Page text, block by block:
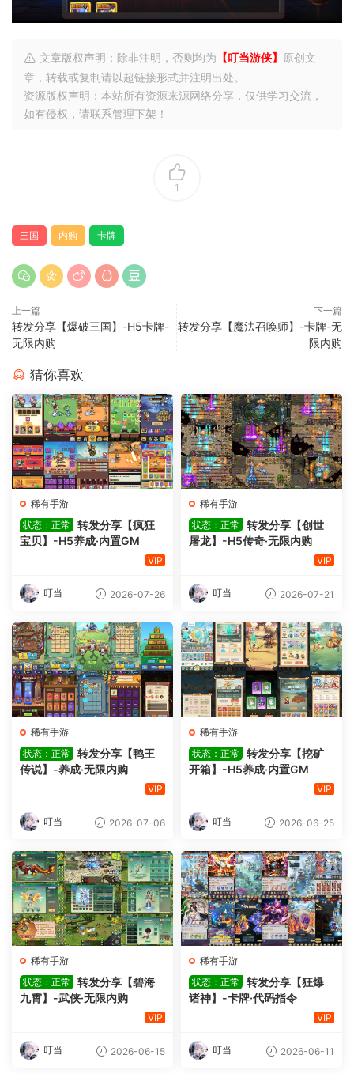
文章版权声明：除非注明，否则均为 【叮当游侠】
原创文
章，转载或复制请以超链接形式并注明出处。
资源版权声明：本站所有资源来源网络分享，仅供学习交流，
如有侵权，请联系管理下架！
1
三国 内购 卡牌
上一篇
转发分享【爆破三国】-H5卡牌-
无限内购
下一篇
转发分享【魔法召唤师】-卡牌-无
限内购
猜你喜欢
稀有手游
状态：正常
转发分享【疯狂
宝贝】-H5养成·内置GM
VIP
叮当 2026-07-26
稀有手游
状态：正常
转发分享【创世
屠龙】-H5传奇·无限内购
VIP
叮当 2026-07-21
稀有手游
状态：正常
转发分享【鸭王
传说】-养成·无限内购
VIP
叮当 2026-07-06
稀有手游
状态：正常
转发分享【挖矿
开箱】-H5养成·内置GM
VIP
叮当 2026-06-25
稀有手游
状态：正常
转发分享【碧海
九霄】-武侠·无限内购
VIP
叮当 2026-06-15
稀有手游
状态：正常
转发分享【狂爆
诸神】-卡牌·代码指令
VIP
叮当 2026-06-11